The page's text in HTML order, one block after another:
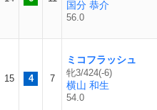
国分 恭介
56.0
15 4 7
ミコフラッシュ
牝3/424(-6)
横山 和生
54.0